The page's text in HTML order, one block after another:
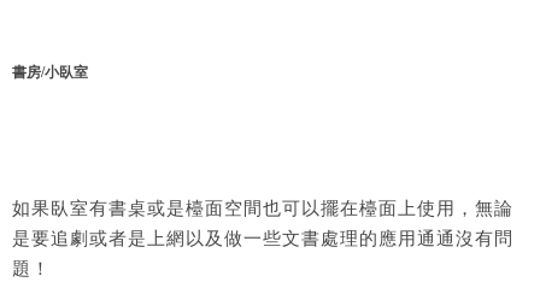
書房/小臥室
如果臥室有書桌或是檯面空間也可以擺在檯面上使用，無論
是要追劇或者是上網以及做一些文書處理的應用通通沒有問
題！